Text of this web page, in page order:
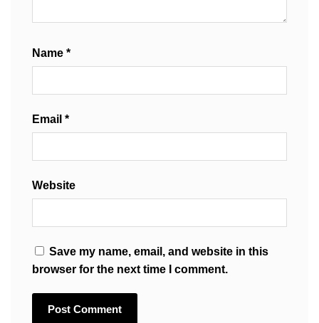
Name *
Email *
Website
Save my name, email, and website in this
browser for the next time I comment.